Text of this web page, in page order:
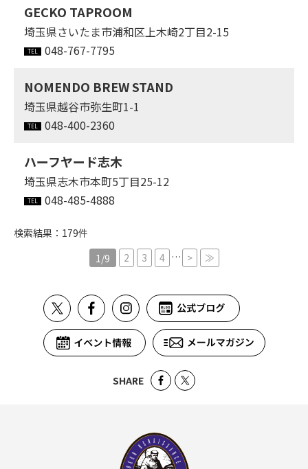
GECKO TAPROOM
埼玉県さいたま市浦和区上木崎2丁目2-15
048-767-7795
NOMENDO BREW STAND
埼玉県越谷市弥生町1-1
048-400-2360
ハーフヤード志木
埼玉県志木市本町5丁目25-12
048-485-4888
検索結果：179件
1/9
2 3 4 … > ≫
SHARE